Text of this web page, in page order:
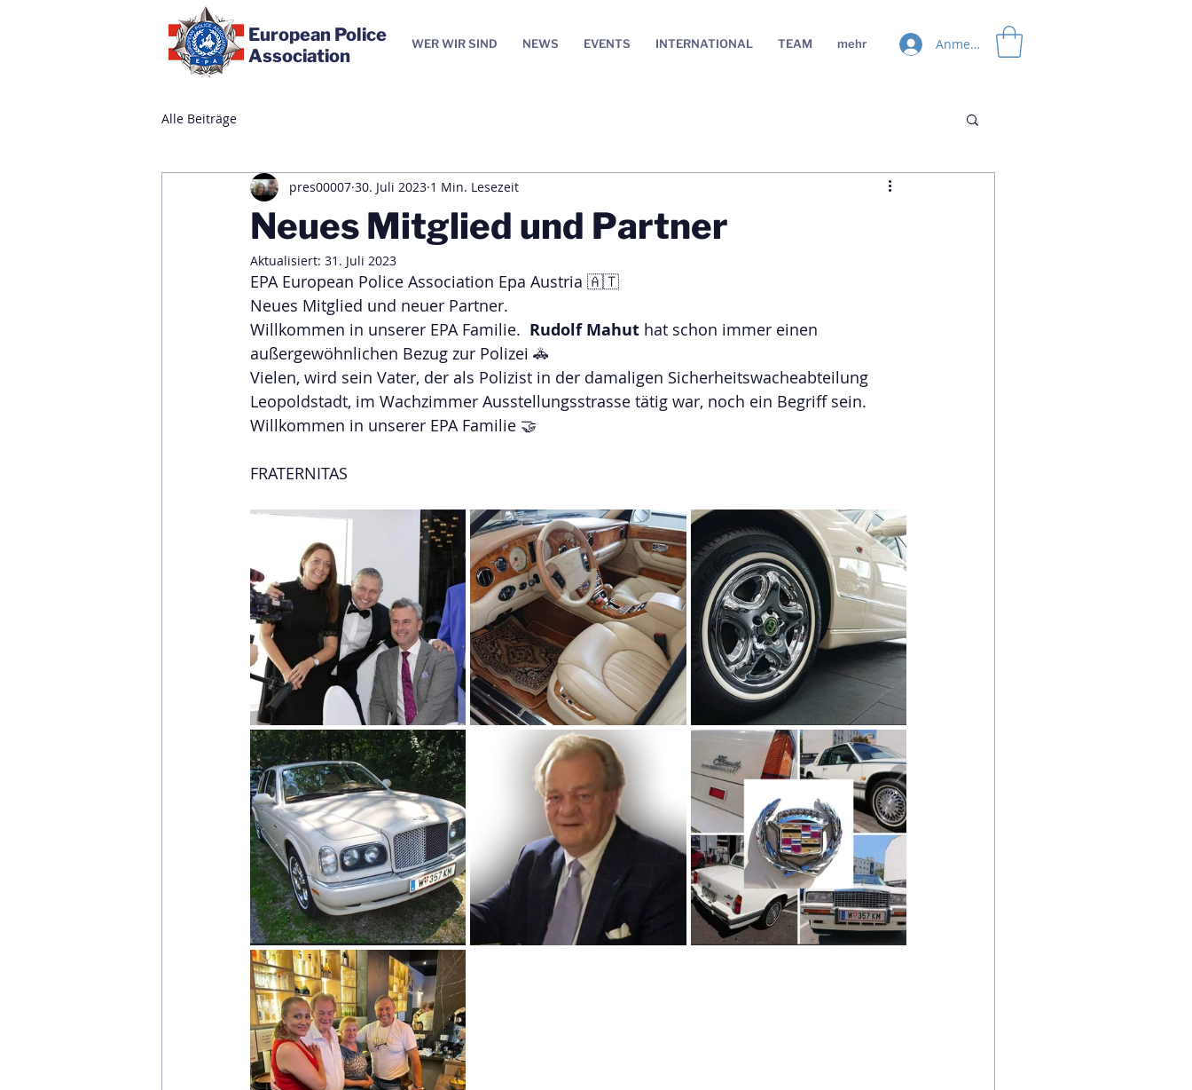
European Police
Association
WER WIR SIND NEWS EVENTS INTERNATIONAL TEAM mehr Anmelden
Alle Beiträge
Neues Mitglied und Partner
pres00007 30. Juli 2023 1 Min. Lesezeit
Aktualisiert: 31. Juli 2023
EPA European Police Association Epa Austria 🇦🇹
Neues Mitglied und neuer Partner.
Willkommen in unserer EPA Familie. Rudolf Mahut hat schon immer einen
außergewöhnlichen Bezug zur Polizei 🚓
Vielen, wird sein Vater, der als Polizist in der damaligen Sicherheitswacheabteilung
Leopoldstadt, im Wachzimmer Ausstellungsstrasse tätig war, noch ein Begriff sein.
Willkommen in unserer EPA Familie 🤝
FRATERNITAS